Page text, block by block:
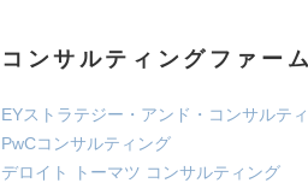
コンサルティングファー
EYストラテジー・アンド・コンサルテ
PwCコンサルティング
デロイト トーマツ コンサルティング